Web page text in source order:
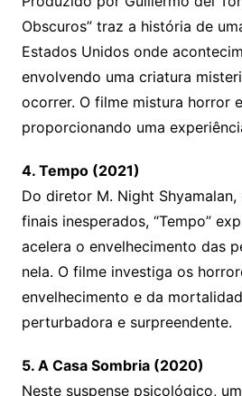
Obscuros” traz a história de
Estados Unidos onde
envolvendo uma criatura
ocorrer. O filme mistura horror
proporcionando uma
4. Tempo (2021)
Do diretor M. Night
finais inesperados, “Tempo”
acelera o envelhecimento das
nela. O filme investiga os
envelhecimento e da
perturbadora e surpreendente.
5. A Casa Sombria (2020)
Neste suspense psicológico,